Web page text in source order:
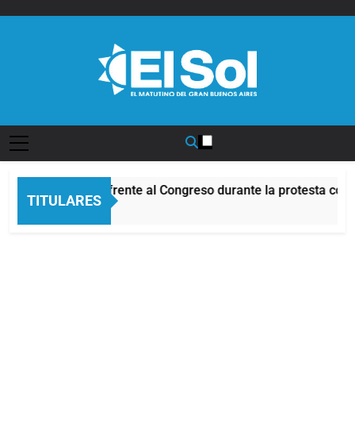
TITULARES
Incidentes frente al Congreso durante la protesta
5 Horas Atrás